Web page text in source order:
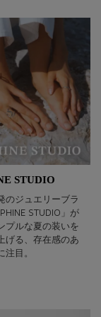
STUDIO
のジュエリーブラ
STUDIO」が
プルな夏の装いを
げる、存在感のあ
目。